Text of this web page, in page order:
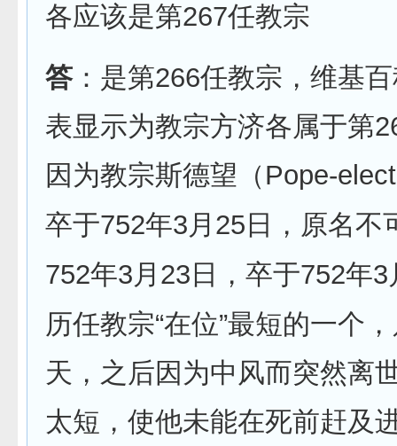
各应该是第267任教宗
答：是第266任教宗，维基
表显示为教宗方济各属于第
因为教宗斯德望（ Pope-
卒于752年3月 25 日，原名不
752年3月 23 日，卒于752年3
历任教宗“在位”最短的一个
天，之后因为中风而突然离
太短，使他未能在死前赶及